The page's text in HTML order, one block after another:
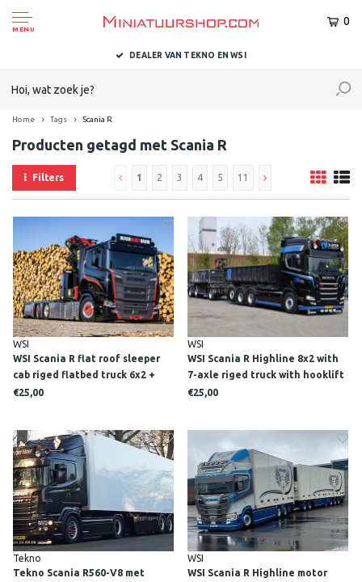
MENU
0
BINNEN 1-2 DAGEN BIJ U AFGELEVERD
Home Tags Scania R
Producten getagd met Scania R
Filters 1 2 3 4 5 11
WSI
WSI Scania R flat roof sleeper
cab riged flatbed truck 6x2 +
palfinger pk 65002SH + jib
€25,00
WSI
WSI Scania R Highline 8x2 with
7-axle riged truck with hooklift
system + 2x 40m3 container TN
€25,00
Tekno
Tekno Scania R560-V8 met
WSI
WSI Scania R Highline motor